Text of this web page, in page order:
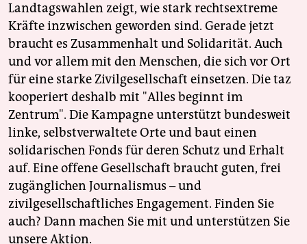
Landtagswahlen zeigt, wie stark rechtsextreme
Kräfte inzwischen geworden sind. Gerade jetzt
braucht es Zusammenhalt und Solidarität. Auch
und vor allem mit den Menschen, die sich vor Ort
für eine starke Zivilgesellschaft einsetzen. Die taz
kooperiert deshalb mit "Alles beginnt im
Zentrum". Die Kampagne unterstützt bundesweit
linke, selbstverwaltete Orte und baut einen
solidarischen Fonds für deren Schutz und Erhalt
auf. Eine offene Gesellschaft braucht guten, frei
zugänglichen Journalismus – und
zivilgesellschaftliches Engagement. Finden Sie
auch? Dann machen Sie mit und unterstützen Sie
unsere Aktion.